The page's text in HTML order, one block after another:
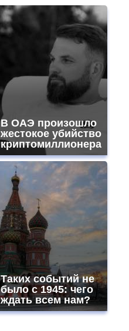
В ОАЭ произошло
жестокое убийство
криптомиллионера
Таких событий не
было с 1945: чего
ждать всем нам?